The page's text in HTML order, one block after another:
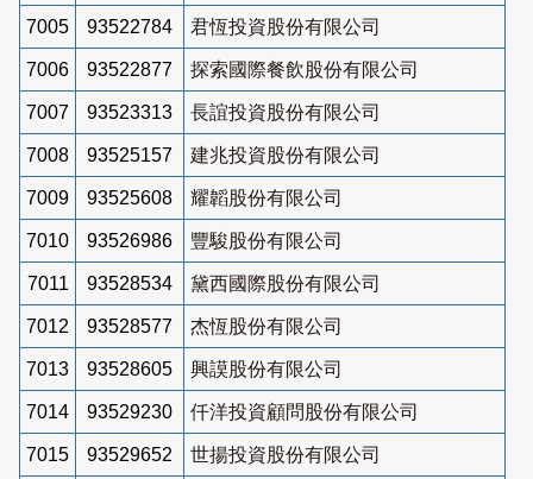
7005 93522784 君恆投資股份有限公司
7006 93522877 探索國際餐飲股份有限公司
7007 93523313 長誼投資股份有限公司
7008 93525157 建兆投資股份有限公司
7009 93525608 耀韜股份有限公司
7010 93526986 豐駿股份有限公司
7011 93528534 黛西國際股份有限公司
7012 93528577 杰恆股份有限公司
7013 93528605 興謨股份有限公司
7014 93529230 仟洋投資顧問股份有限公司
7015 93529652 世揚投資股份有限公司